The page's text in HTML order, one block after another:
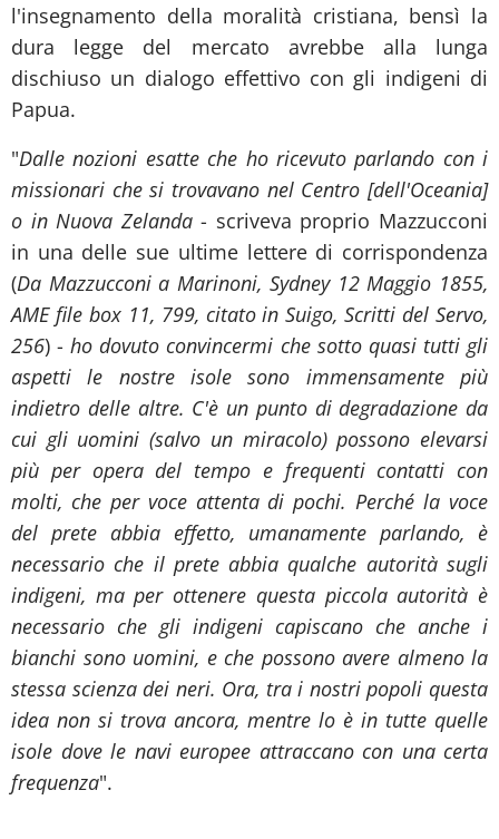
l'insegnamento della moralità cristiana, bensì la
dura legge del mercato avrebbe alla lunga
dischiuso un dialogo effettivo con gli indigeni di
Papua.
"Dalle nozioni esatte che ho ricevuto parlando con i
missionari che si trovavano nel Centro [dell'Oceania]
o in Nuova Zelanda- scriveva proprio Mazzucconi
in una delle sue ultime lettere di corrispondenza
(Da Mazzucconi a Marinoni, Sydney 12 Maggio 1855,
AME file box 11, 799, citato in Suigo, Scritti del Servo,
256) -ho dovuto convincermi che sotto quasi tutti gli
aspetti le nostre isole sono immensamente più
indietro delle altre. C'è un punto di degradazione da
cui gli uomini (salvo un miracolo) possono elevarsi
più per opera del tempo e frequenti contatti con
molti, che per voce attenta di pochi. Perché la voce
del prete abbia effetto, umanamente parlando, è
necessario che il prete abbia qualche autorità sugli
indigeni, ma per ottenere questa piccola autorità è
necessario che gli indigeni capiscano che anche i
bianchi sono uomini, e che possono avere almeno la
stessa scienza dei neri. Ora, tra i nostri popoli questa
idea non si trova ancora, mentre lo è in tutte quelle
isole dove le navi europee attraccano con una certa
frequenza".